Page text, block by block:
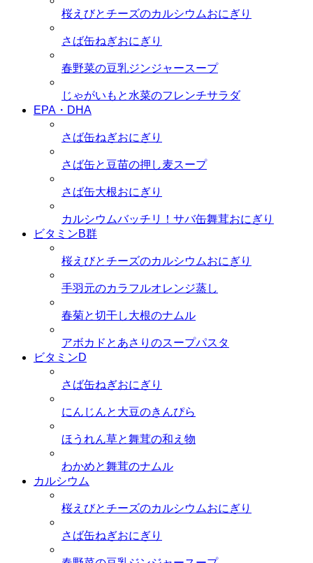
桜えびとチーズのカルシウムおにぎり
さば缶ねぎおにぎり
春野菜の豆乳ジンジャースープ
じゃがいもと水菜のフレンチサラダ
EPA・DHA
さば缶ねぎおにぎり
さば缶と豆苗の押し麦スープ
さば缶大根おにぎり
カルシウムバッチリ！サバ缶舞茸おにぎり
ビタミンB群
桜えびとチーズのカルシウムおにぎり
手羽元のカラフルオレンジ蒸し
春菊と切干し大根のナムル
アボカドとあさりのスープパスタ
ビタミンD
さば缶ねぎおにぎり
にんじんと大豆のきんぴら
ほうれん草と舞茸の和え物
わかめと舞茸のナムル
カルシウム
桜えびとチーズのカルシウムおにぎり
さば缶ねぎおにぎり